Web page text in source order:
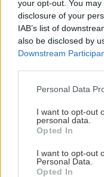
your opt-out. You
disclosure of your
IAB’s list of
also be disclosed by
Downstream
Personal Data
I want to opt-out
personal data.
Opted In
I want to opt-out
Personal Data.
Opted In
ΚΡΗΤΗ
Τέλος στην
πινακίδες ΙΧ με
ΚΡΗΤΗ
ΕΚΑΒ ο
διασκέδασης
ΑΘΛΗΤΙΚΑ